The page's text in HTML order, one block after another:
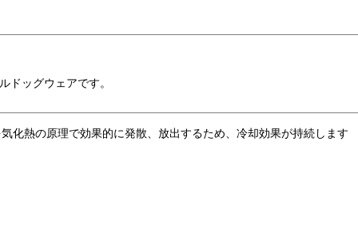
ドッグウェアです。
化熱の原理で効果的に発散、放出するため、冷却効果が持続します